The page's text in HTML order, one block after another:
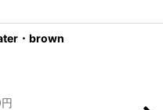
・brown
円